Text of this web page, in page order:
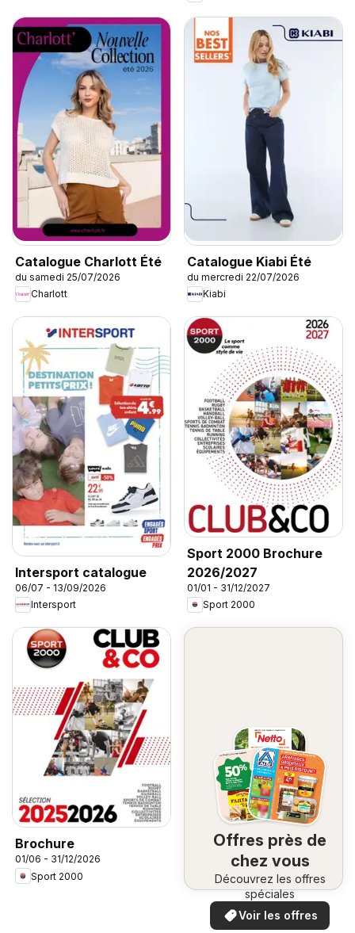
Catalogue Charlott Été
du samedi 25/07/2026
Charlott
Catalogue Kiabi Été
du mercredi 22/07/2026
Kiabi
Intersport catalogue
06/07 - 13/09/2026
Intersport
Sport 2000 Brochure
2026/2027
01/01 - 31/12/2027
Sport 2000
Brochure
01/06 - 31/12/2026
Sport 2000
Offres près de
chez vous
Découvrez les offres
spéciales
Voir les offres